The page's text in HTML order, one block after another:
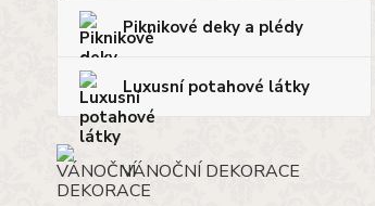
Piknikové deky a plédy
Luxusní potahové látky
VÁNOČNÍ DEKORACE